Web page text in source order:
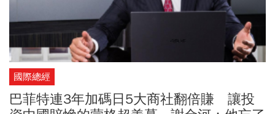
國際總經
巴菲特連3年加碼日5大商社翻倍賺 讓投